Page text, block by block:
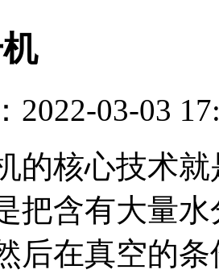
2022-03-03
的核心技术
把含有大量
后在真空的